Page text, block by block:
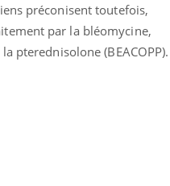
préconisent toutefois,
par la bléomycine,
pterednisolone (BEACOPP).